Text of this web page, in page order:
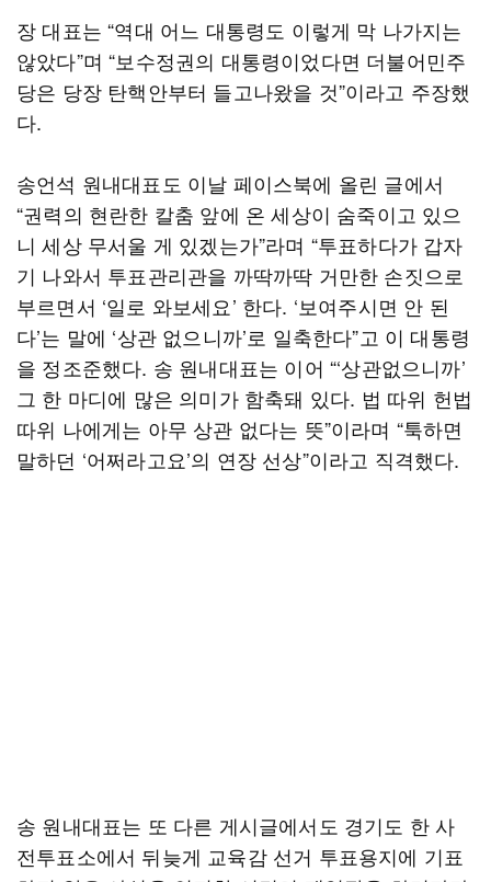
장 대표는 “역대 어느 대통령도 이렇게 막 나가지는
않았다”며 “보수정권의 대통령이었다면 더불어민주
당은 당장 탄핵안부터 들고나왔을 것”이라고 주장했
다.
송언석 원내대표도 이날 페이스북에 올린 글에서
“권력의 현란한 칼춤 앞에 온 세상이 숨죽이고 있으
니 세상 무서울 게 있겠는가”라며 “투표하다가 갑자
기 나와서 투표관리관을 까딱까딱 거만한 손짓으로
부르면서 ‘일로 와보세요’ 한다. ‘보여주시면 안 된
다’는 말에 ‘상관 없으니까’로 일축한다”고 이 대통령
을 정조준했다. 송 원내대표는 이어 “‘상관없으니까’
그 한 마디에 많은 의미가 함축돼 있다. 법 따위 헌법
따위 나에게는 아무 상관 없다는 뜻”이라며 “툭하면
말하던 ‘어쩌라고요’의 연장 선상”이라고 직격했다.
송 원내대표는 또 다른 게시글에서도 경기도 한 사
전투표소에서 뒤늦게 교육감 선거 투표용지에 기표